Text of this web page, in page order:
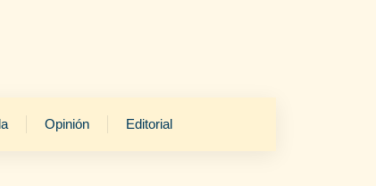
Opinión Editorial